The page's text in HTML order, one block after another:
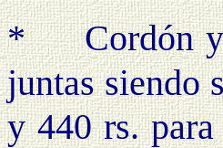
*
Cordón
juntassiendo
y 440 rs.